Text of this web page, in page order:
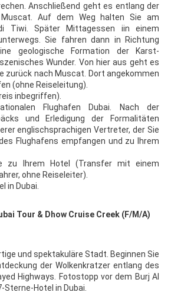
Anschließend geht es entlang der
Auf dem Weg halten Sie am
Tiwi. Später Mittagessen iin einem
Sie fahren dann in Richtung
geologische Formation der Karst-
Wunder. Von hier aus geht es
zurück nach Muscat. Dort angekommen
(ohne Reiseleitung).
inbegriffen).
Flughafen Dubai. Nach der
und Erledigung der Formalitäten
englischsprachigen Vertreter, der Sie
Flughafens empfangen und zu Ihrem
zu Ihrem Hotel (Transfer mit einem
ohne Reiseleiter).
in Dubai.
Tour & Dhow Cruise Creek (F/M/A)
und spektakuläre Stadt. Beginnen Sie
der Wolkenkratzer entlang des
Highways. Fotostopp vor dem Burj Al
Hotel in Dubai.